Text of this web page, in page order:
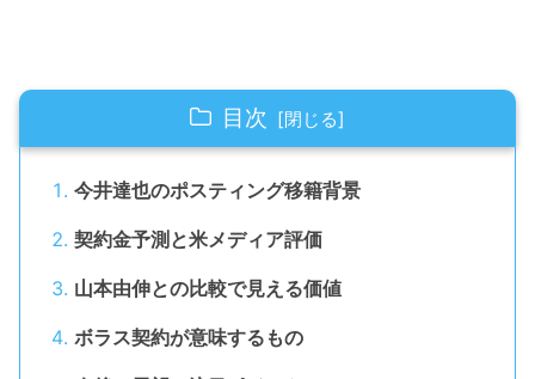
目次
今井達也のポスティング移籍背景
契約金予測と米メディア評価
山本由伸との比較で見える価値
ボラス契約が意味するもの